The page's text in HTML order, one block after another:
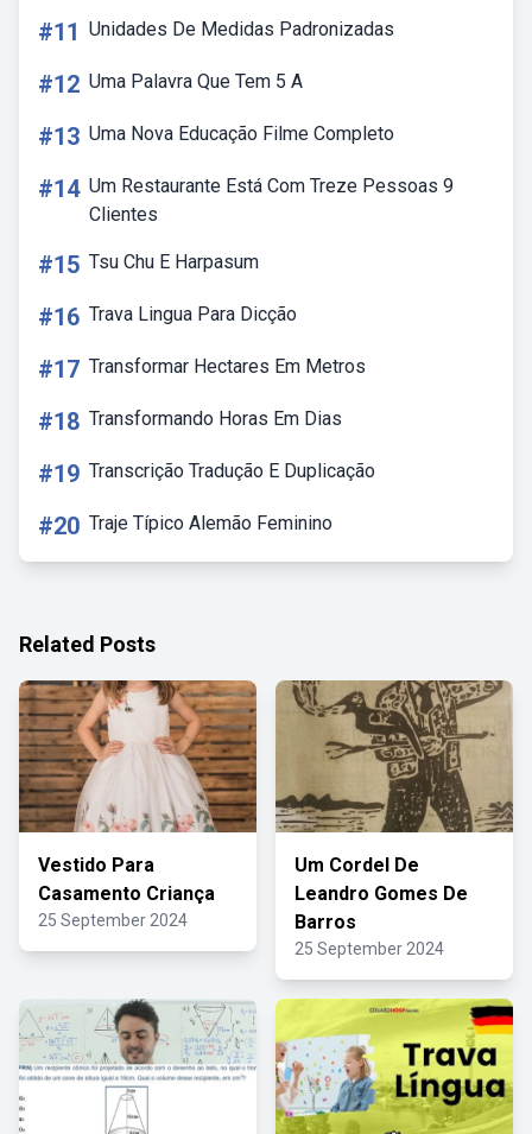
#11 Unidades De Medidas Padronizadas
#12 Uma Palavra Que Tem 5 A
#13 Uma Nova Educação Filme Completo
#14 Um Restaurante Está Com Treze Pessoas 9
Clientes
#15 Tsu Chu E Harpasum
#16 Trava Lingua Para Dicção
#17 Transformar Hectares Em Metros
#18 Transformando Horas Em Dias
#19 Transcrição Tradução E Duplicação
#20 Traje Típico Alemão Feminino
Related Posts
Vestido Para
Casamento Criança
25 September 2024
Um Cordel De
Leandro Gomes De
Barros
25 September 2024